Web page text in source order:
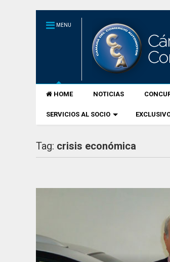
MENU
HOME NOTICIAS
SERVICIOS AL SOCIO
Tag: crisis económica